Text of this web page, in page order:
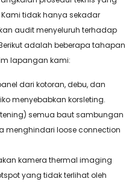
tidak hanya sekadar
audit menyeluruh terhadap
adalah beberapa tahapan
lapangan kami:
dari kotoran, debu, dan
menyebabkan korsleting.
semua baut sambungan
menghindari loose connection
kamera thermal imaging
yang tidak terlihat oleh